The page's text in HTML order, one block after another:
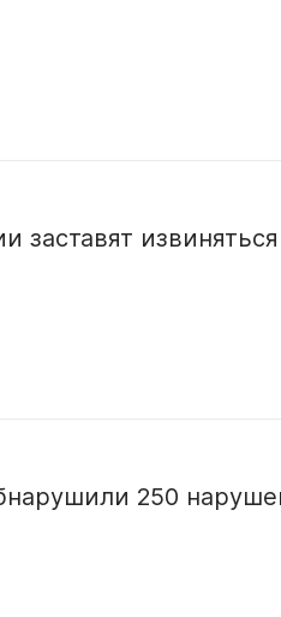
заставят извиняться
250